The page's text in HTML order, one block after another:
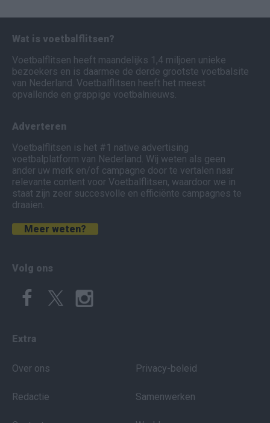
Wat is voetbalflitsen?
Voetbalflitsen heeft maandelijks 1,4 miljoen unieke
bezoekers en is daarmee de derde grootste voetbalsite
van Nederland. Voetbalflitsen heeft het meest
opvallende en grappige voetbalnieuws.
Adverteren
Voetbalflitsen is het #1 native advertising
voetbalplatform van Nederland. Wij weten als geen
ander uw merk en/of campagne door te vertalen naar
relevante content voor Voetbalflitsen, waardoor we in
staat zijn zeer succesvolle en efficiënte campagnes te
draaien.
Meer weten?
Volg ons
Extra
Over ons
Redactie
Privacy-beleid
Samenwerken